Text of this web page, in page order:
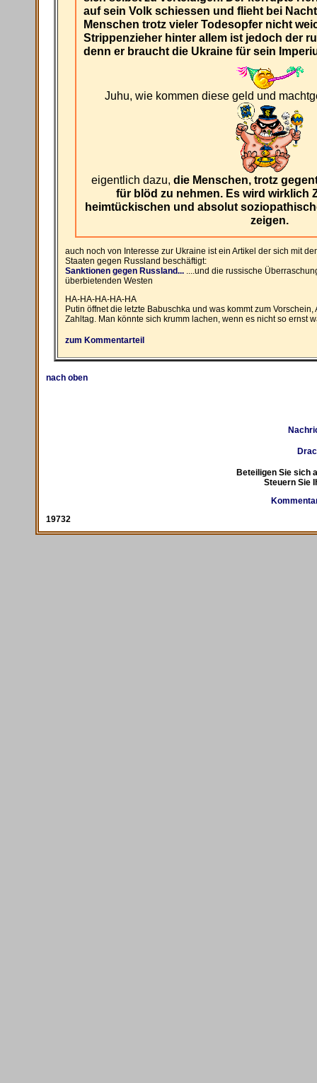
auf sein Volk schiessen und flieht bei
Menschen trotz vieler Todesopfer nicht
Strippenzieher hinter allem ist jedoch der
denn er braucht die Ukraine für sein
Juhu, wie kommen diese geld und
eigentlich dazu, die Menschen, trotz
für blöd zu nehmen. Es wird wirklich
heimtückischen und absolut
zeigen.
auch noch von Interesse zur Ukraine ist ein Artikel der sich mit
Staaten gegen Russland beschäftigt:
Sanktionen gegen Russland... ....und die russische
überbietenden Westen
HA-HA-HA-HA-HA
Putin öffnet die letzte Babuschka und was kommt zum
Zahltag. Man könnte sich krumm lachen, wenn es nicht so ernst
zum Kommentarteil
nach oben
Beteiligen Sie sich
Steuern Sie
19732